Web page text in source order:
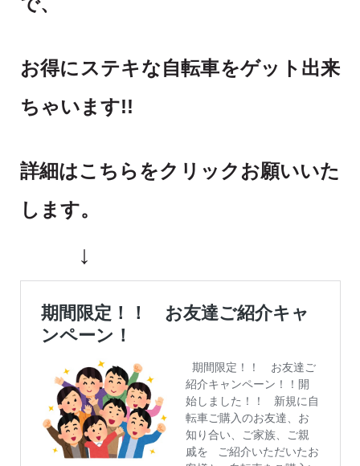
お得にステキな自転車をゲット出来
ちゃいます!!
詳細はこちらをクリックお願いいた
します。
↓